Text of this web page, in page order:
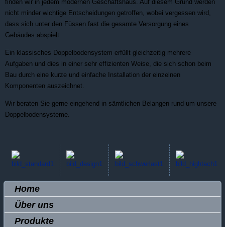
finden wir in jedem modernen Geschäftshaus. Auf diesem Grund werden
nicht minder wichtige Entscheidungen getroffen, wobei vergessen wird,
dass sich unter den Füssen fast die gesamte Versorgung eines
Gebäudes abspielt.
Ein klassisches Doppelbodensystem erfüllt gleichzeitig mehrere
Aufgaben und dies in einer sehr effizienten Weise, die sich schon beim
Bau durch eine kurze und einfache Installation der einzelnen
Komponenten auszeichnet.
Wir beraten Sie gerne eingehend in sämtlichen Belangen rund um unsere
Doppelbodensysteme.
Home
Über uns
Produkte